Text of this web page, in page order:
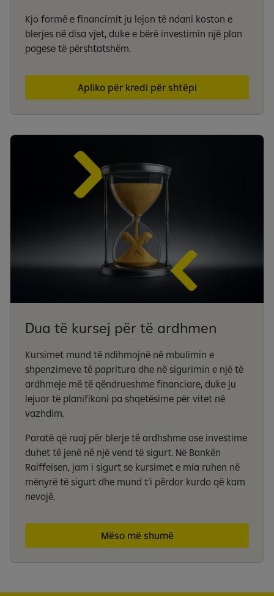
Kjo formë e financimit ju lejon të ndani koston e
blerjes në disa vjet, duke e bërë investimin një plan
pagese të përshtatshëm.
Apliko për kredi për shtëpi
Dua të kursej për të ardhmen
Kursimet mund të ndihmojnë në mbulimin e
shpenzimeve të papritura dhe në sigurimin e një të
ardhmeje më të qëndrueshme financiare, duke ju
lejuar të planifikoni pa shqetësime për vitet në
vazhdim.
Paratë që ruaj për blerje të ardhshme ose investime
duhet të jenë në një vend të sigurt. Në Bankën
Raiffeisen, jam i sigurt se kursimet e mia ruhen në
mënyrë të sigurt dhe mund t’i përdor kurdo që kam
nevojë.
Mëso më shumë